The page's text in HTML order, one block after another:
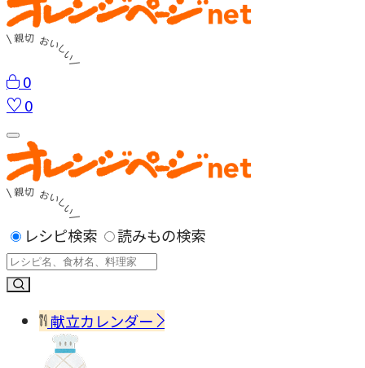
0
0
レシピ検索 読みもの検索
献立カレンダー